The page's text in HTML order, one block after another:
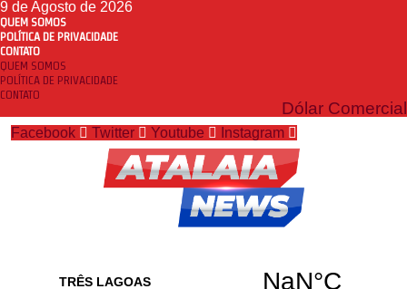
9 de Agosto de 2026
QUEM SOMOS
POLÍTICA DE PRIVACIDADE
CONTATO
QUEM SOMOS
POLÍTICA DE PRIVACIDADE
CONTATO
Dólar Comercial
Facebook Twitter Youtube Instagram